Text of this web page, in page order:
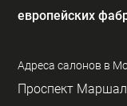
европейских
Адреса салонов в
Проспект